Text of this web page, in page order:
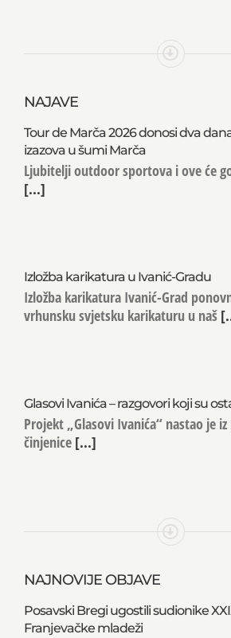
NAJAVE
Tour de Marča 2026 donosi dva
izazova u šumi Marča
Ljubitelji outdoor sportova i ove će
[...]
Izložba karikatura u Ivanić-Gradu
Izložba karikatura Ivanić-Grad
vrhunsku svjetsku karikaturu u naš
Glasovi Ivanića – razgovori koji su
Projekt „Glasovi Ivanića“ nastao je
činjenice [...]
NAJNOVIJE OBJAVE
Posavski Bregi ugostili sudionike
Franjevačke mladeži